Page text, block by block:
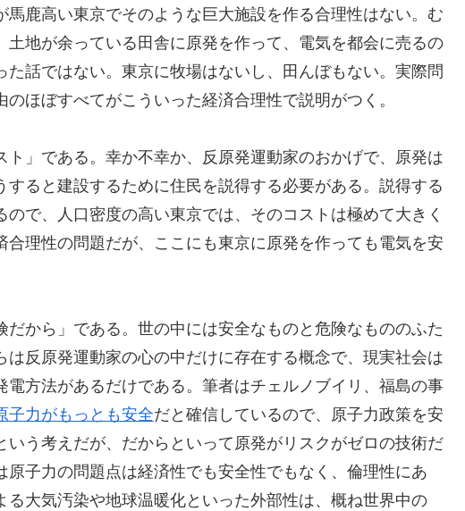
馬鹿高い東京でそのような巨大施設を作る合理性はない。む
土地が余っている田舎に原発を作って、電気を都会に売るの
た話ではない。東京に牧場はないし、田んぼもない。実際問
ほぼすべてがこういった経済合理性で説明がつく。
ト」である。幸か不幸か、反原発運動家のおかげで、原発は
すると建設するために住民を説得する必要がある。説得する
で、人口密度の高い東京では、そのコストは極めて大きく
合理性の問題だが、ここにも東京に原発を作っても電気を安
だから」である。世の中には安全なものと危険なもののふた
は反原発運動家の心の中だけに存在する概念で、現実社会は
電方法があるだけである。筆者はチェルノブイリ、福島の事
子力がもっとも安全だと確信しているので、原子力政策を安
いう考えだが、だからといって原発がリスクがゼロの技術だ
原子力の問題点は経済性でも安全性でもなく、倫理性にあ
る大気汚染や地球温暖化といった外部性は、概ね世界中の